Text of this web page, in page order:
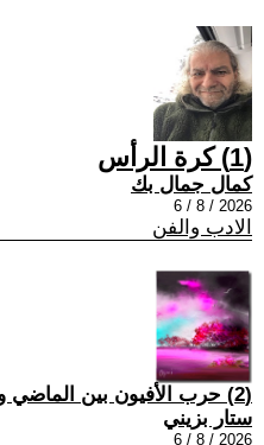
(1) كرة الرأس
كمال جمال بك
2026 / 8 / 6
الادب والفن
(2) حرب الأفيون بين الماضي و الحاضر
ستار بزيني
2026 / 8 / 6